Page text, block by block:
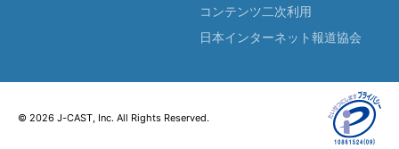
コンテンツ二次利用
日本インターネット報道協会
© 2026 J-CAST, Inc. All Rights Reserved.